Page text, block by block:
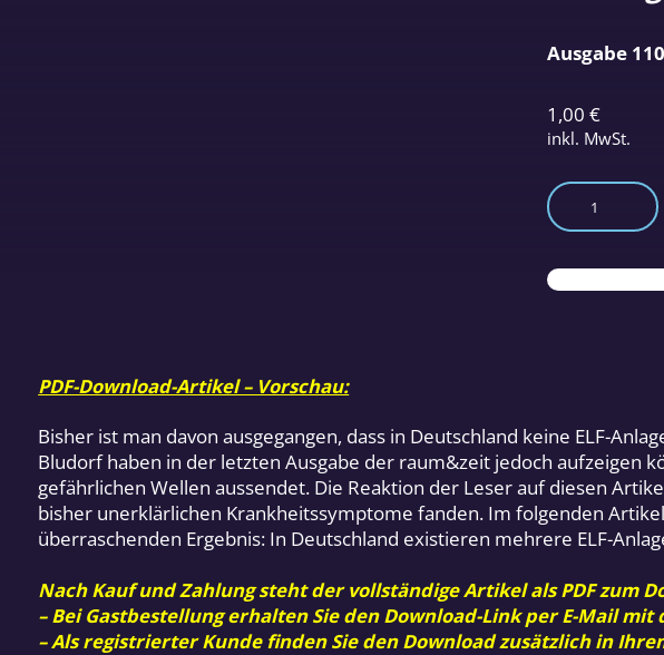
1,00 €
inkl. MwSt.
Waffen:
eines
Signals
Ausgabe 110
PDF-Download-Artikel – Vorschau:
Bisher ist man davon ausgegangen, dass in Deutschland keine ELF-
Bludorf haben in der letzten Ausgabe der raum&zeit jedoch aufzeigen
gefährlichen Wellen aussendet. Die Reaktion der Leser auf diesen
bisher unerklärlichen Krankheitssymptome fanden. Im folgenden
überraschenden Ergebnis: In Deutschland existieren mehrere ELF-
Nach Kauf und Zahlung steht der vollständige Artikel als PDF zum
– Bei Gastbestellung erhalten Sie den Download-Link per E-Mail
– Als registrierter Kunde finden Sie den Download zusätzlich in